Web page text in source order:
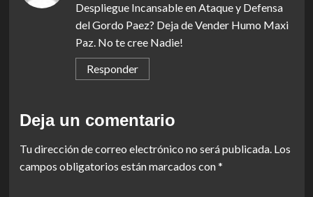
Despliegue Incansable en Ataque y Defensa
del Gordo Paez? Deja de Vender Humo Maxi
Paz. No te cree Nadie!
Responder
Deja un comentario
Tu dirección de correo electrónico no será publicada. Los
campos obligatorios están marcados con*